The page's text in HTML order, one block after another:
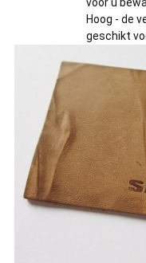
voor u
Hoog - de
geschikt